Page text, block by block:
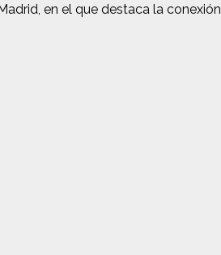
en el que destaca la